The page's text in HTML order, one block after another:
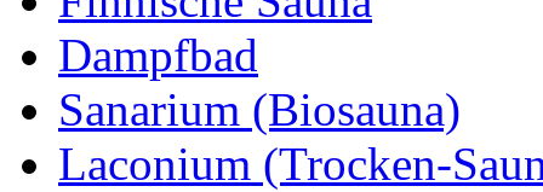
Dampfbad
Sanarium (Biosauna)
Laconium (Trocken-